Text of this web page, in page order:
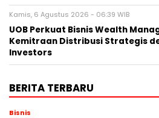
Kamis, 6 Agustus 2026 - 06:39 WIB
UOB Perkuat Bisnis Wealth
Kemitraan Distribusi Strategis
Investors
BERITA TERBARU
Bisnis